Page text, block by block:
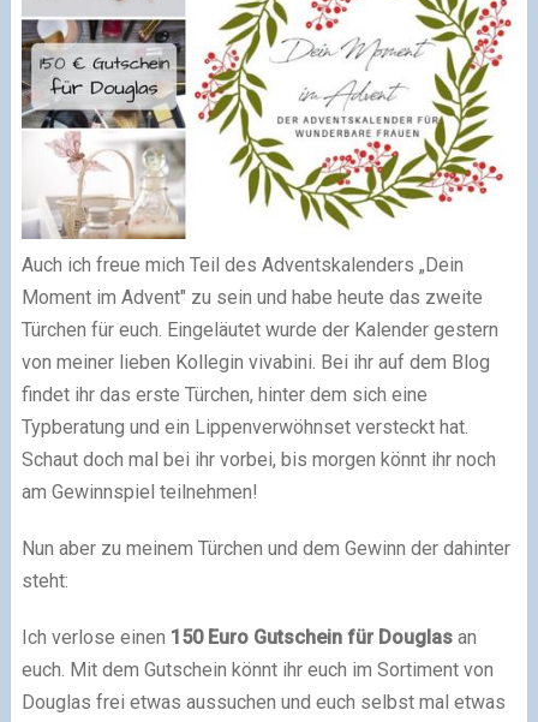
Auch ich freue mich Teil des Adventskalenders „Dein
Moment im Advent" zu sein und habe heute das zweite
Türchen für euch. Eingeläutet wurde der Kalender gestern
von meiner lieben Kollegin vivabini. Bei ihr auf dem Blog
findet ihr das erste Türchen, hinter dem sich eine
Typberatung und ein Lippenverwöhnset versteckt hat.
Schaut doch mal bei ihr vorbei, bis morgen könnt ihr noch
am Gewinnspiel teilnehmen!
Nun aber zu meinem Türchen und dem Gewinn der dahinter
steht:
Ich verlose einen 150 Euro Gutschein für Douglasan
euch. Mit dem Gutschein könnt ihr euch im Sortiment von
Douglas frei etwas aussuchen und euch selbst mal etwas